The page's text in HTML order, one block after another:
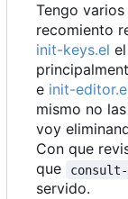
Tengo
recomiento
init-keys.el
e init-
mismo no
voy
Con que
que
servido.